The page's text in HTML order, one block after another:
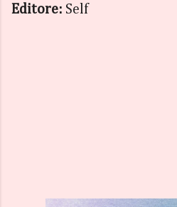
Editore: Self